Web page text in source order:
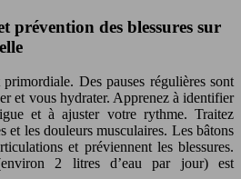
prévention des blessures sur
Des pauses régulières sont
et vous hydrater. Apprenez à identifier
et à ajuster votre rythme. Traitez
et les douleurs musculaires. Les bâtons
et préviennent les blessures.
2 litres d’eau par jour) est